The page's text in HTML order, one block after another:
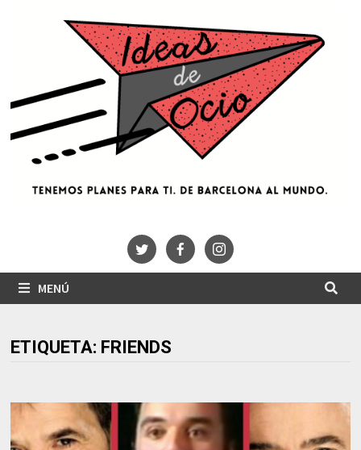
MENÚ
ETIQUETA: FRIENDS